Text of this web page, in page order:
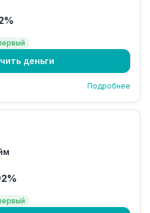
деньги
Подробнее